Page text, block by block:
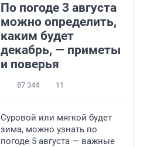
По погоде 3 августа
можно определить,
каким будет
декабрь, — приметы
и поверья
87 344 11
Суровой или мягкой будет
зима, можно узнать по
погоде 5 августа — важные